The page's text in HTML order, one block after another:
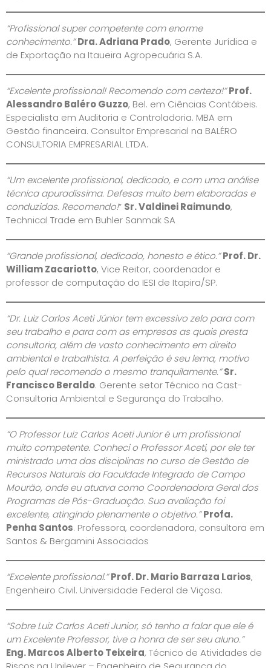
“Profissional super competente com enorme
conhecimento.” Dra. Adriana Prado, Gerente Jurídica e
de Exportação na Itaueira Agropecuária S.A.
“Excelente profissional! Recomendo com certeza!” Prof.
Alessandro Baléro Guzzo, Bel. em Ciências Contábeis.
Especialista em Auditoria e Controladoria. MBA em
Gestão financeira. Consultor Empresarial na BALÉRO
CONSULTORIA EMPRESARIAL LTDA.
“Um excelente profissional, dedicado, e com uma análise
técnica apuradíssima. Defesas muito bem elaboradas e
conduzidas. Recomendo!” Sr. Valdinei Raimundo,
Technical Trade em Buhler Sanmak SA
“Grande profissional, dedicado, honesto e ético.” Prof. Dr.
William Zacariotto, Vice Reitor, coordenador e
professor de computação do IESI de Itapira/SP.
“Dr. Luiz Carlos Aceti Júnior tem excessivo zelo para com
seu trabalho e para com as empresas as quais presta
consultoria, além de vasto conhecimento em direito
ambiental e trabalhista. A perfeição é seu lema, motivo
pelo qual recomendo o mesmo tranquilamente.” Sr.
Francisco Beraldo. Gerente setor Técnico na Cast-
Consultoria Ambiental e Segurança do Trabalho.
“O Professor Luiz Carlos Aceti Junior é um profissional
muito competente. Conheci o Professor Aceti, por ele ter
ministrado uma das disciplinas no curso de Gestão de
Recursos Naturais da Faculdade Integrado de Campo
Mourão, onde eu atuava como Coordenadora Geral dos
Programas de Pós-Graduação. Sua avaliação foi
excelente, atingindo plenamente o objetivo.” Profa.
Penha Santos. Professora, coordenadora, consultora em
Santos & Bergamini Associados
“Excelente profissional.” Prof. Dr. Mario Barraza Larios,
Engenheiro Civil. Universidade Federal de Viçosa.
“Sobre Luiz Carlos Aceti Junior, só tenho a falar que ele é
um Excelente Professor, tive a honra de ser seu aluno.”
Eng. Marcos Alberto Teixeira, Técnico de Atividades de